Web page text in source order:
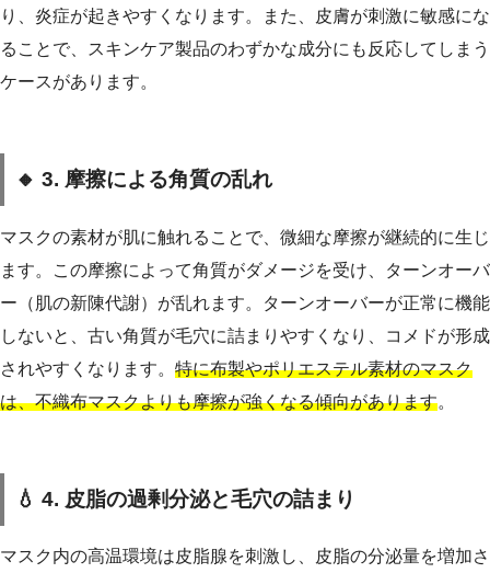
り、炎症が起きやすくなります。また、皮膚が刺激に敏感にな
ることで、スキンケア製品のわずかな成分にも反応してしまう
ケースがあります。
🔸 3. 摩擦による角質の乱れ
マスクの素材が肌に触れることで、微細な摩擦が継続的に生じ
ます。この摩擦によって角質がダメージを受け、ターンオーバ
ー（肌の新陳代謝）が乱れます。ターンオーバーが正常に機能
しないと、古い角質が毛穴に詰まりやすくなり、コメドが形成
されやすくなります。 特に布製やポリエステル素材のマスク
は、不織布マスクよりも摩擦が強くなる傾向があります。
💧 4. 皮脂の過剰分泌と毛穴の詰まり
マスク内の高温環境は皮脂腺を刺激し、皮脂の分泌量を増加さ